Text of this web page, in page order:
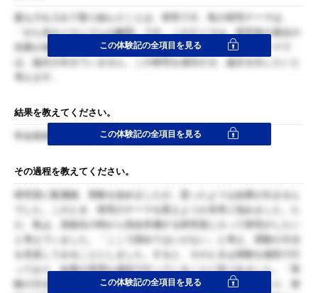
最も力を入れて取り組んだことは、研究です。私の研究テーマは、
「がん化のメカニズムの解明」です。このテーマは、研究室の過去の
先輩が成功しなかったテーマであります。そのため、このテーマで
は、論文が出せていません。この研究を成功させ、論文を出したいと
この体験記の全項目を見る
結果を教えてください。
学会発表を行うことが出来ました。
この体験記の全項目を見る
その過程を教えてください。
研究室に配属後、実験を始めましたが、思ったような結果が出ません
でした。このとき、研究のテーマを変えようか非常に悩みました。た
だ、私は、高校生の時から現在所属する研究室に入って研究がしたい
と考えていました。「ここで諦めてはいけない」と考え、実験の方法
を見直してみることにしました。すると、そのときは実験を個別で行
っており、結果の管理も個別で行っていることに気づきました。「実
験の方法、結果を周りの人と共有することで研究の理解が深まり、研
この体験記の全項目を見る